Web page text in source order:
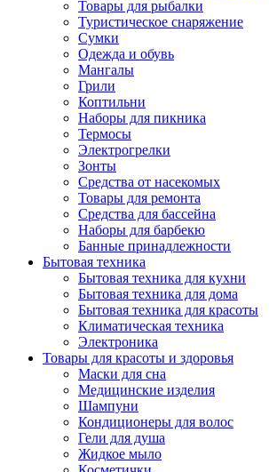
Товары для рыбалки
Туристическое снаряжение
Сумки
Одежда и обувь
Мангалы
Грили
Коптильни
Наборы для пикника
Термосы
Электрогрелки
Зонты
Средства от насекомых
Товары для ремонта
Средства для бассейна
Наборы для барбекю
Банные принадлежности
Бытовая техника
Бытовая техника для кухни
Бытовая техника для дома
Бытовая техника для красоты
Климатическая техника
Электроника
Товары для красоты и здоровья
Маски для сна
Медицинские изделия
Шампуни
Кондиционеры для волос
Гели для душа
Жидкое мыло